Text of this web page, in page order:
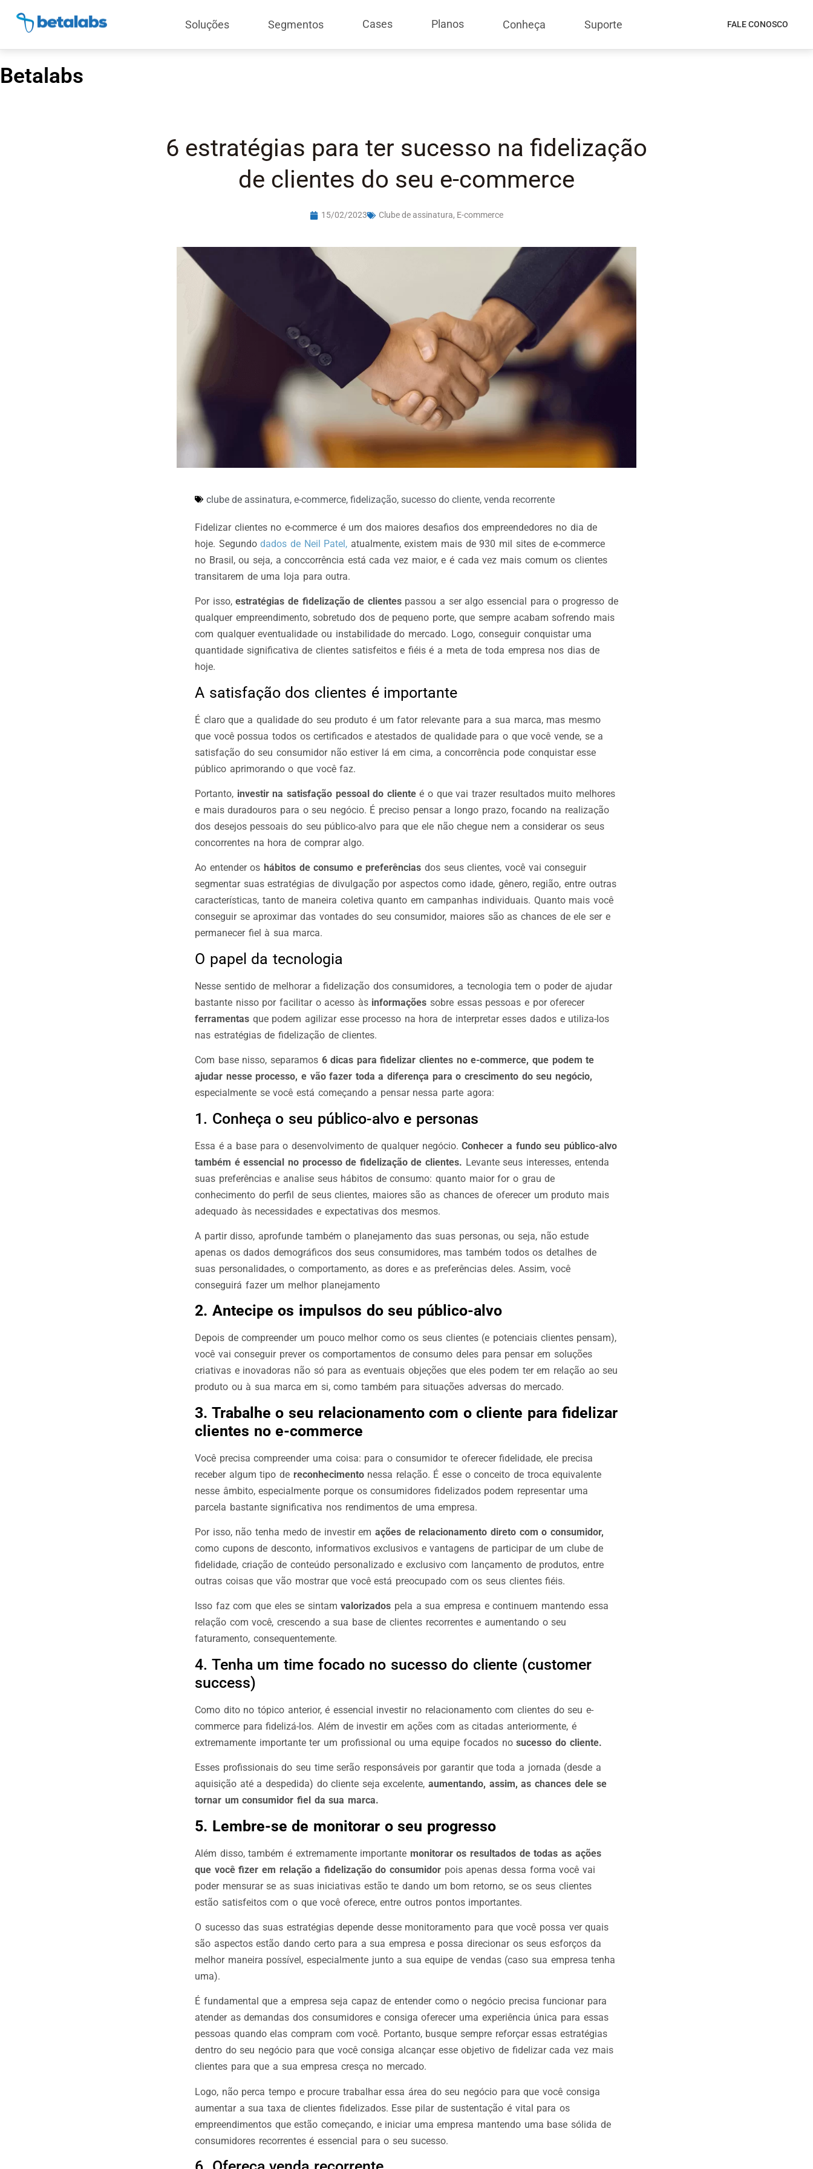
Soluções Segmentos Cases Planos Conheça Suporte FALE CONOSCO
Betalabs
6 estratégias para ter sucesso na fidelização
de clientes do seu e-commerce
15/02/2023 Clube de assinatura, E-commerce
clube de assinatura, e-commerce, fidelização, sucesso do cliente, venda recorrente
Fidelizar clientes no e-commerce é um dos maiores desafios dos empreendedores no dia de
hoje. Segundodados de Neil Patel, atualmente, existem mais de 930 mil sites de e-commerce
no Brasil, ou seja, a conccorrência está cada vez maior, e é cada vez mais comum os clientes
transitarem de uma loja para outra.
Por isso,estratégias de fidelização de clientespassou a ser algo essencial para o progresso de
qualquer empreendimento, sobretudo dos de pequeno porte, que sempre acabam sofrendo mais
com qualquer eventualidade ou instabilidade do mercado. Logo, conseguir conquistar uma
quantidade significativa de clientes satisfeitos e fiéis é a meta de toda empresa nos dias de
hoje.
A satisfação dos clientes é importante
É claro que a qualidade do seu produto é um fator relevante para a sua marca, mas mesmo
que você possua todos os certificados e atestados de qualidade para o que você vende, se a
satisfação do seu consumidor não estiver lá em cima, a concorrência pode conquistar esse
público aprimorando o que você faz.
Portanto, investir na satisfação pessoal do clienteé o que vai trazer resultados muito melhores
e mais duradouros para o seu negócio. É preciso pensar a longo prazo, focando na realização
dos desejos pessoais do seu público-alvo para que ele não chegue nem a considerar os seus
concorrentes na hora de comprar algo.
Ao entender os hábitos de consumo e preferências dos seus clientes, você vai conseguir
segmentar suas estratégias de divulgação por aspectos como idade, gênero, região, entre outras
características, tanto de maneira coletiva quanto em campanhas individuais. Quanto mais você
conseguir se aproximar das vontades do seu consumidor, maiores são as chances de ele ser e
permanecer fiel à sua marca.
O papel da tecnologia
Nesse sentido de melhorar a fidelização dos consumidores, a tecnologia tem o poder de ajudar
bastante nisso por facilitar o acesso às informações sobre essas pessoas e por oferecer
ferramentas que podem agilizar esse processo na hora de interpretar esses dados e utiliza-los
nas estratégias de fidelização de clientes.
Com base nisso, separamos6 dicas para fidelizar clientes no e-commerce,que podem te
ajudar nesse processo, e vão fazer toda a diferença para o crescimento do seu negócio,
especialmente se você está começando a pensar nessa parte agora:
1. Conheça o seu público-alvo e personas
Essa é a base para o desenvolvimento de qualquer negócio.Conhecer a fundo seu público-alvo
também é essencial no processo de fidelização de clientes. Levante seus interesses, entenda
suas preferências e analise seus hábitos de consumo: quanto maior for o grau de
conhecimento do perfil de seus clientes, maiores são as chances de oferecer um produto mais
adequado às necessidades e expectativas dos mesmos.
A partir disso, aprofunde também o planejamento das suas personas, ou seja, não estude
apenas os dados demográficos dos seus consumidores, mas também todos os detalhes de
suas personalidades, o comportamento, as dores e as preferências deles. Assim, você
conseguirá fazer um melhor planejamento
2. Antecipe os impulsos do seu público-alvo
Depois de compreender um pouco melhor como os seus clientes (e potenciais clientes pensam),
você vai conseguir prever os comportamentos de consumo deles para pensar em soluções
criativas e inovadoras não só para as eventuais objeções que eles podem ter em relação ao seu
produto ou à sua marca em si, como também para situações adversas do mercado.
3. Trabalhe o seu relacionamento com o cliente para fidelizar
clientes no e-commerce
Você precisa compreender uma coisa: para o consumidor te oferecer fidelidade, ele precisa
receber algum tipo de reconhecimentonessa relação. É esse o conceito de troca equivalente
nesse âmbito, especialmente porque os consumidores fidelizados podem representar uma
parcela bastante significativa nos rendimentos de uma empresa.
Por isso, não tenha medo de investir emações de relacionamento direto com o consumidor,
como cupons de desconto, informativos exclusivos e vantagens de participar de um clube de
fidelidade, criação de conteúdo personalizado e exclusivo com lançamento de produtos, entre
outras coisas que vão mostrar que você está preocupado com os seus clientes fiéis.
Isso faz com que eles se sintamvalorizados pela a sua empresa e continuem mantendo essa
relação com você, crescendo a sua base de clientes recorrentes e aumentando o seu
faturamento, consequentemente.
4. Tenha um time focado no sucesso do cliente (customer
success)
Como dito no tópico anterior, é essencial investir no relacionamento com clientes do seu e-
commerce para fidelizá-los. Além de investir em ações com as citadas anteriormente, é
extremamente importante ter um profissional ou uma equipe focados nosucesso do cliente.
Esses profissionais do seu time serão responsáveis por garantir que toda a jornada (desde a
aquisição até a despedida) do cliente seja excelente,aumentando, assim, as chances dele se
tornar um consumidor fiel da sua marca.
5. Lembre-se de monitorar o seu progresso
Além disso, também é extremamente importante monitorar os resultados de todas as ações
que você fizer em relação a fidelização do consumidor pois apenas dessa forma você vai
poder mensurar se as suas iniciativas estão te dando um bom retorno, se os seus clientes
estão satisfeitos com o que você oferece, entre outros pontos importantes.
O sucesso das suas estratégias depende desse monitoramento para que você possa ver quais
são aspectos estão dando certo para a sua empresa e possa direcionar os seus esforços da
melhor maneira possível, especialmente junto a sua equipe de vendas (caso sua empresa tenha
uma).
É fundamental que a empresa seja capaz de entender como o negócio precisa funcionar para
atender as demandas dos consumidores e consiga oferecer uma experiência única para essas
pessoas quando elas compram com você. Portanto, busque sempre reforçar essas estratégias
dentro do seu negócio para que você consiga alcançar esse objetivo de fidelizar cada vez mais
clientes para que a sua empresa cresça no mercado.
Logo, não perca tempo e procure trabalhar essa área do seu negócio para que você consiga
aumentar a sua taxa de clientes fidelizados. Esse pilar de sustentação é vital para os
empreendimentos que estão começando, e iniciar uma empresa mantendo uma base sólida de
consumidores recorrentes é essencial para o seu sucesso.